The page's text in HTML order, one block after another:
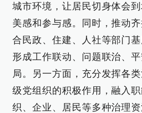
城市环境，让居民切身体会
美感和参与感。同时，推动
合民政、住建、人社等部门基
形成工作联动、问题联治、
局。另一方面，充分发挥各
级党组织的积极作用，融入
织、企业、居民等多种治理